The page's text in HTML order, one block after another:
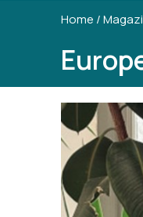
Home /